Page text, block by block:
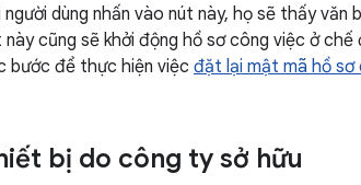
người dùng nhấn vào nút này, họ sẽ thấy văn
này cũng sẽ khởi động hồ sơ công việc ở
bước để thực hiện việc đặt lại mật mã hồ
bị do công ty sở hữu